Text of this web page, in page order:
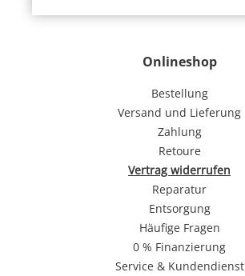
Onlineshop
Bestellung
Versand und Lieferung
Zahlung
Retoure
Vertrag widerrufen
Reparatur
Entsorgung
Häufige Fragen
0 % Finanzierung
Service & Kundendienst